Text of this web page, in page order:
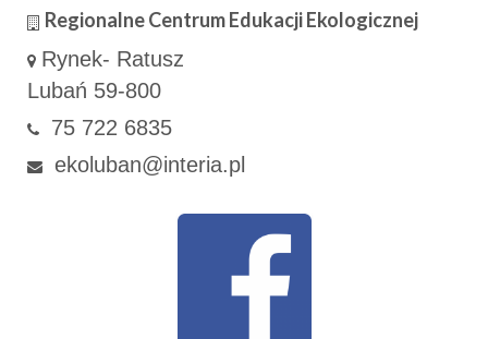
Regionalne Centrum Edukacji Ekologicznej
Rynek- Ratusz
Lubań 59-800
75 722 6835
ekoluban@interia.pl